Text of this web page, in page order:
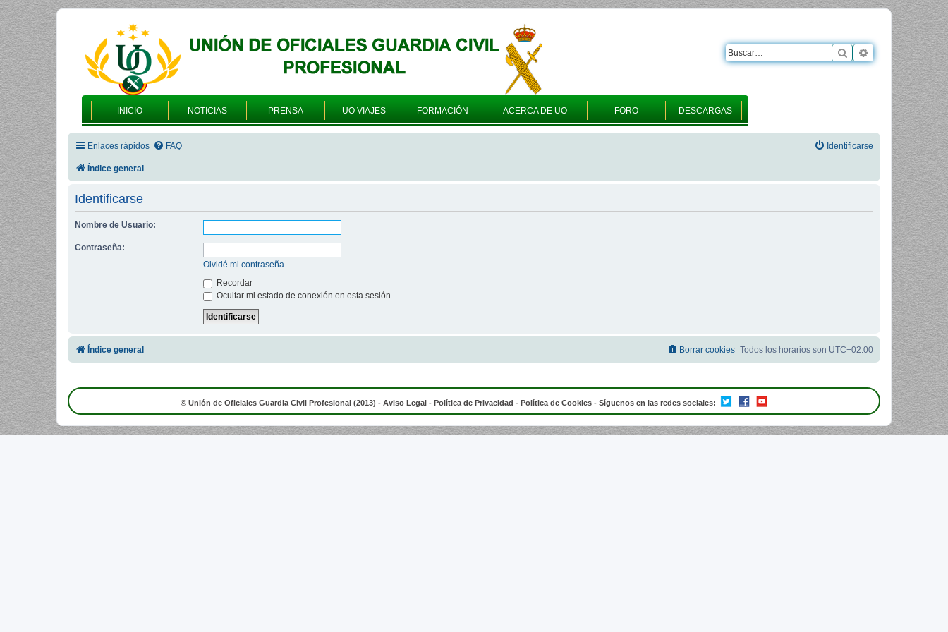
INICIO NOTICIAS PRENSA UO VIAJES FORMACIÓN ACERCA DE UO FORO DESCARGAS
Buscar Búsqueda
Enlaces rápidos FAQ Identificarse
Índice general
Identificarse
Nombre de Usuario:
Contraseña:
Olvidé mi contraseña
Recordar
Ocultar mi estado de conexión en esta sesión
Índice general Todos los horarios son UTC+02:00
Borrar cookies
© Unión de Oficiales Guardia Civil Profesional (2013) - Aviso Legal - Política de Privacidad - Política de Cookies - Síguenos en las redes sociales: